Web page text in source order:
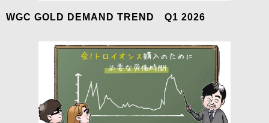
WGC GOLD DEMAND TREND Q1 2026